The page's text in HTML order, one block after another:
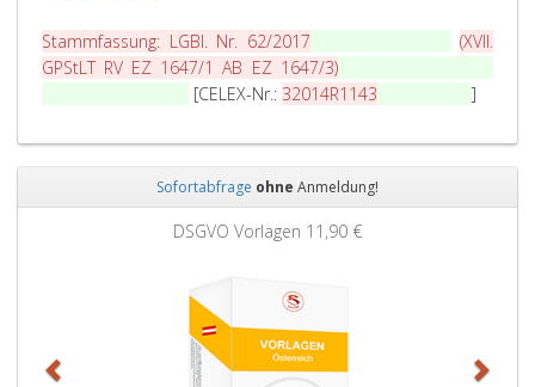
Stammfassung: LGBl. Nr. 62/2017
(XVII.
GPStLT RV EZ 1647/1 AB EZ 1647/3)(XVIII. GPStLT RV EZ
[CELEX-Nr.: 32014R1143 ]
Sofortabfrage ohne Anmeldung!
DSGVO Vorlagen 11,90 €